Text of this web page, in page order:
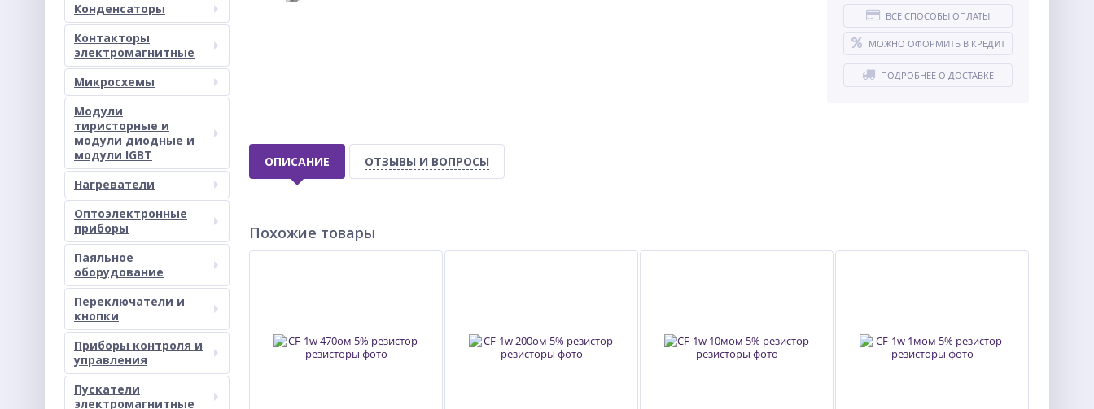
Конденсаторы
Контакторы
электромагнитные
Микросхемы
Модули
тиристорные и
модули диодные и
модули IGBT
Нагреватели
Оптоэлектронные
приборы
Паяльное
оборудование
Переключатели и
кнопки
Приборы контроля и
управления
Пускатели
электромагнитные
ВСЕ СПОСОБЫ ОПЛАТЫ
МОЖНО ОФОРМИТЬ В КРЕДИТ
ПОДРОБНЕЕ О ДОСТАВКЕ
ОПИСАНИЕ ОТЗЫВЫ И ВОПРОСЫ
Похожие товары